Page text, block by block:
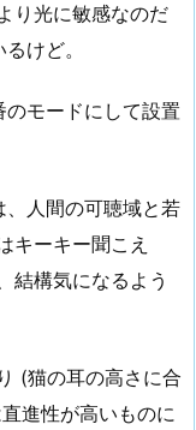
り光に敏感なのだ
けど。
モードにして設置
人間の可聴域と若
キーキー聞こえ
結構気になるよう
(猫の耳の高さに合
進性が高いものに